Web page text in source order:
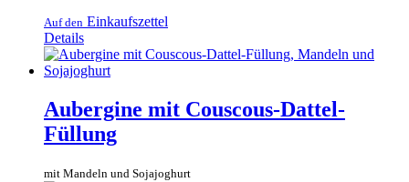
Auf den Einkaufszettel
Details
Aubergine mit Couscous-Dattel-
Füllung
mit Mandeln und Sojajoghurt